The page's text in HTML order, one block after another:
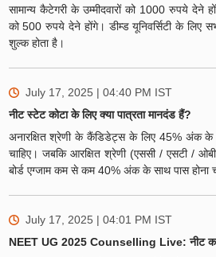
सामान्य कैटेगरी के उम्मीदवारों को 1000 रुपये देने
को 500 रुपये देने होंगे। डीम्ड यूनिवर्सिटी के लिए
शुल्क होता है।
July 17, 2025 | 04:40 PM IST
नीट स्टेट कोटा के लिए क्या पात्रता मानदंड हैं?
अनारक्षित श्रेणी के कैंडिडेट्स के लिए 45% अंक के
चाहिए। जबकि आरक्षित श्रेणी (एससी / एसटी /
बोर्ड एग्जाम कम से कम 40% अंक के साथ पास होना
July 17, 2025 | 04:01 PM IST
NEET UG 2025 Counselling Live: नीट